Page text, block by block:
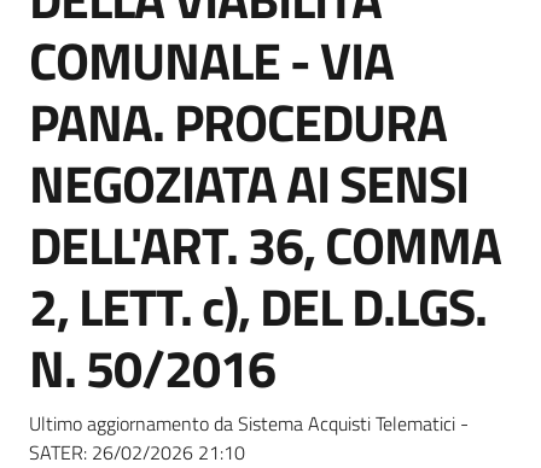
site
Seguici
su
COMUNALE - VIA
PANA. PROCEDURA
NEGOZIATA AI SENSI
DELL'ART. 36, COMMA
2, LETT. c), DEL D.LGS.
N. 50/2016
Ultimo aggiornamento da Sistema Acquisti Telematici -
SATER: 26/02/2026 21:10